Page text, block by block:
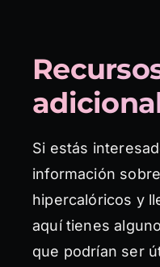
Si estás
información
hipercalóricos y
aquí tienes
que podrían ser